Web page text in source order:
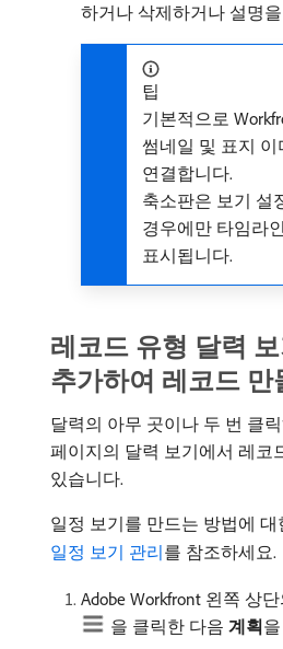
하거나 삭제하거나 설명
팁
기본적으로
썸네일 및 표지 이
연결합니다.
축소판은 보기 설
경우에만 타임라
표시됩니다.
레코드 유형 달력
추가하여 레코드 만
달력의 아무 곳이나 두 번 클
페이지의 달력 보기에서 레코
있습니다.
일정 보기를 만드는 방법에
일정 보기 관리를 참조하세요.
Adobe Workfront 왼쪽 상단
을 클릭한 다음 계획